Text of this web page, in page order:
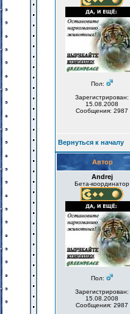
Пол:
Зарегистрирован:
15.08.2008
Сообщения: 2987
Вернуться к началу
Автор
Andrej
Бета-координатор
Пол:
Зарегистрирован:
15.08.2008
Сообщения: 2987